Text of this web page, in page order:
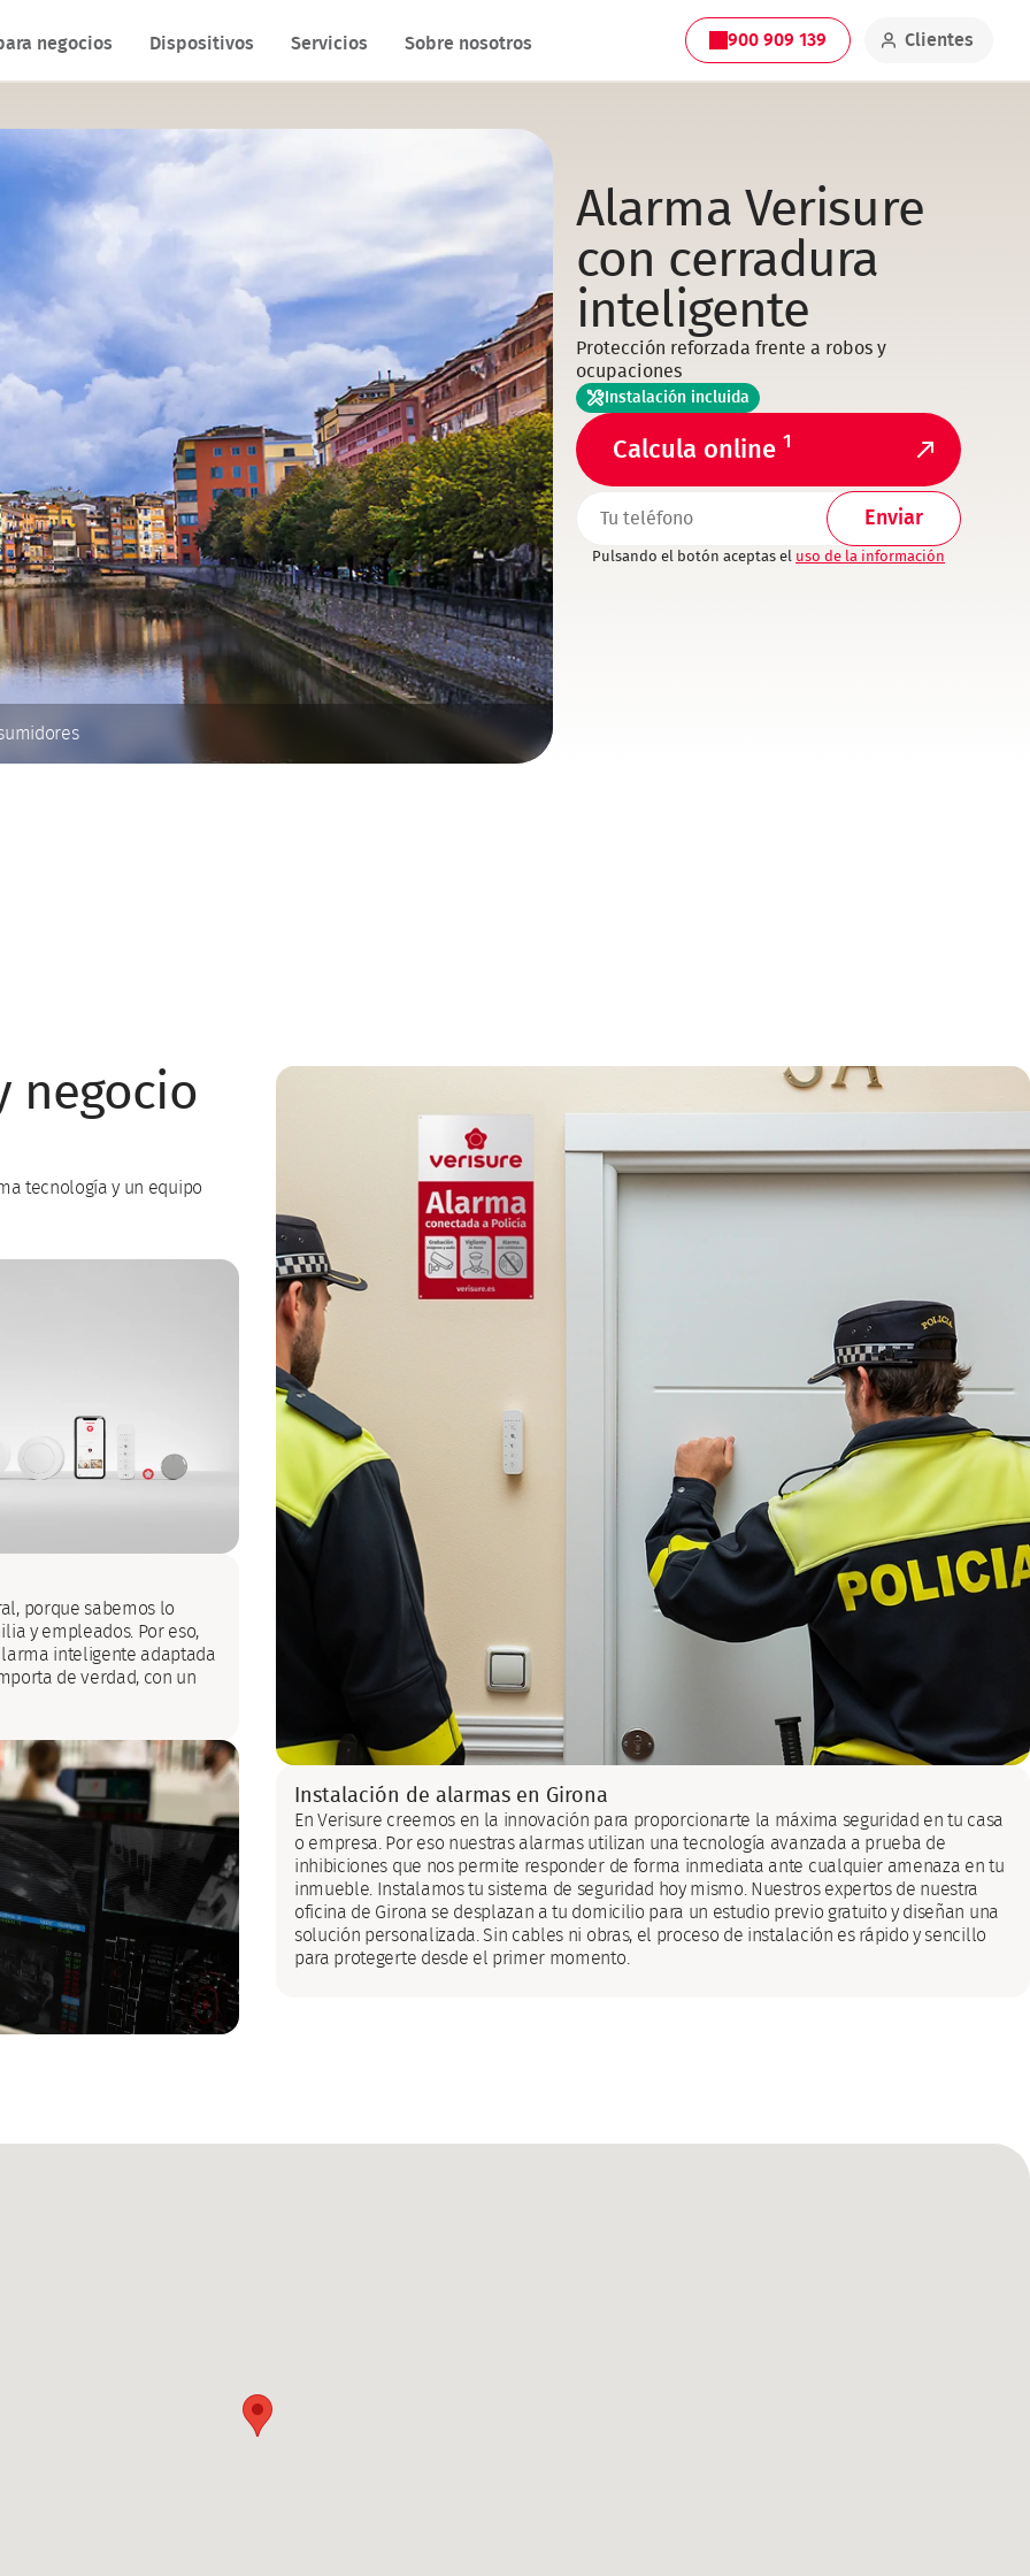
negocios Dispositivos Servicios Sobre nosotros 900 909 139 Clientes
Alarma Verisure
con cerradura
inteligente
Protección reforzada frente a robos y
ocupaciones
Instalación incluida
Calcula online 1
Pulsando el botón aceptas el uso de la información
negocio
tecnología y un equipo
porque sabemos lo
y empleados. Por eso,
inteligente adaptada
de verdad, con un
Instalación de alarmas en Girona
En Verisure creemos en la innovación para proporcionarte la máxima seguridad en tu casa
o empresa. Por eso nuestras alarmas utilizan una tecnología avanzada a prueba de
inhibiciones que nos permite responder de forma inmediata ante cualquier amenaza en tu
inmueble. Instalamos tu sistema de seguridad hoy mismo. Nuestros expertos de nuestra
oficina de Girona se desplazan a tu domicilio para un estudio previo gratuito y diseñan una
solución personalizada. Sin cables ni obras, el proceso de instalación es rápido y sencillo
para protegerte desde el primer momento.